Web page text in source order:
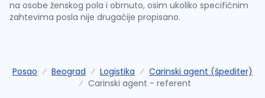
na osobe ženskog pola i obrnuto, osim ukoliko specifičnim
zahtevima posla nije drugačije propisano.
Posao Beograd Logistika
Carinski agent (špediter)
Carinski agent - referent